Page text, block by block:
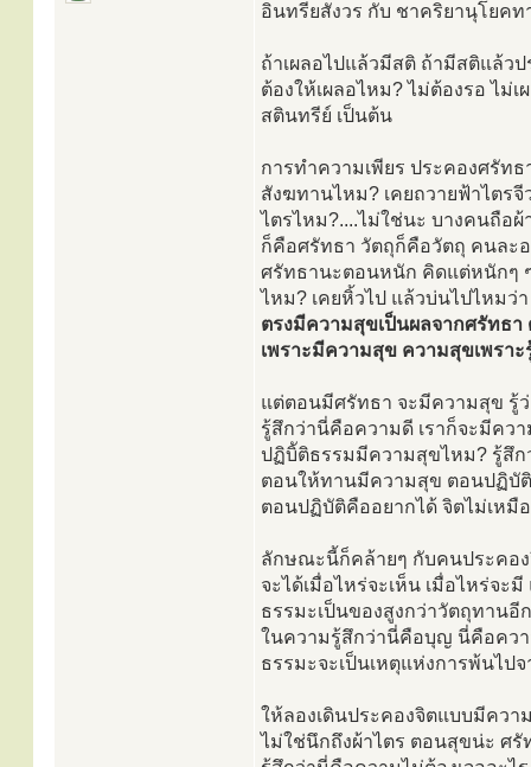
อินทรียสังวร กับ ชาคริยานุโยคท
ถ้าเผลอไปแล้วมีสติ ถ้ามีสติแล้ว
ต้องให้เผลอไหม? ไม่ต้องรอ ไม่
สตินทรีย์ เป็นต้น
การทำความเพียร ประคองศรัทธ
สังฆทานไหม? เคยถวายฟ้าไตร
ไตรไหม?....ไม่ใช่นะ บางคนถือผ้
ก็คือศรัทธา วัตถุก็คือวัตถุ คนละ
ศรัทธานะตอนหนัก คิดแต่หนักๆ
ไหม? เคยหิ้วไป แล้วบ่นไปไหมว่
ตรงมีความสุขเป็นผลจากศรัทธ
เพราะมีความสุข ความสุขเพราะ
แต่ตอนมีศรัทธา จะมีความสุข รู้
รู้สึกว่านี่คือความดี เราก็จะมีค
ปฏิบิัติธรรมมีความสุขไหม? รู้สึก
ตอนให้ทานมีความสุข ตอนปฏิบั
ตอนปฏิบัติคืออยากได้ จิตไม่เหมื
ลักษณะนี้ก็คล้ายๆ กับคนประคอง
จะได้เมื่อไหร่จะเห็น เมื่อไหร่จ
ธรรมะเป็นของสูงกว่าวัตถุทาน
ในความรู้สึกว่านี่คือบุญ นี่คือควา
ธรรมะจะเป็นเหตุแห่งการพ้นไป
ให้ลองเดินประคองจิตแบบมีคว
ไม่ใช่นึกถึงผ้าไตร ตอนสุขน่ะ ศ